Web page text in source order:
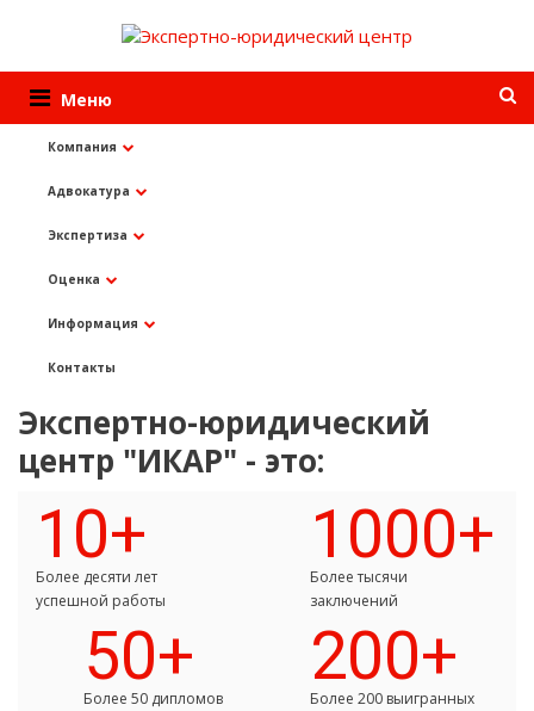
Меню
Компания
Адвокатура
Экспертиза
Оценка
Информация
Контакты
Услуги Оценка
нотариуса
Экспертно-юридический
центр "ИКАР" - это:
10+
Более десяти лет
успешной работы
1000+
Более тысячи
заключений
50+
Более 50 дипломов
200+
Более 200 выигранных